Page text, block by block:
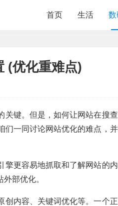
首页 生活 数
(优化重难点)
关键。但是，如何让网站在搜
们一同讨论网站优化的难点，
擎更容易地抓取和了解网站的
部优化。
创内容、关键词优化等。一个